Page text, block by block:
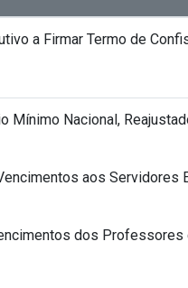
a Firmar Termo de
Mínimo Nacional,
aos
dos